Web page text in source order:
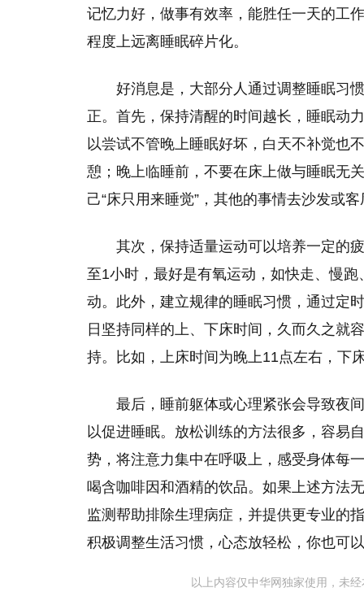
记忆力好，做事有效率，能胜任一天的工
程度上远离睡眠碎片化。
好消息是，大部分人通过调整睡眠习
正。首先，保持清醒的时间越长，睡眠动
以尝试不管晚上睡眠好坏，白天不补觉也
憩；晚上临睡前，不要在床上做与睡眠无
己“床只用来睡觉”，其他的事情去沙发或
其次，保持适量运动可以培养一定的
至1小时，最好是有氧运动，如快走、慢
动。此外，建立规律的睡眠习惯，通过定
日坚持同样的上、下床时间，久而久之就
持。比如，上床时间为晚上11点左右，下
最后，睡前躯体或心理紧张会导致夜
以促进睡眠。放松训练的方法很多，容易
势，将注意力集中在呼吸上，感受身体每
喝含咖啡因和酒精的饮品。如果上述方法
监测帮助排除生理病症，并提供更专业的
积极调整生活习惯，心态放轻松，你也可
以上内容仅中华网独家使用，未